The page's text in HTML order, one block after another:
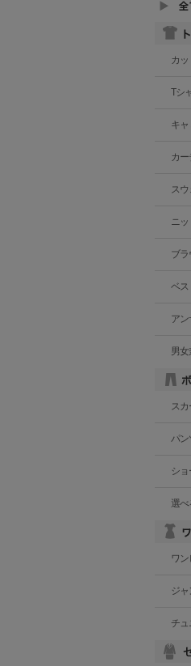
カッ
Tシ
キ
カ
ス
ニ
ブ
ベス
ア
男
スカ
パン
シ
選
ワン
ジ
チュ